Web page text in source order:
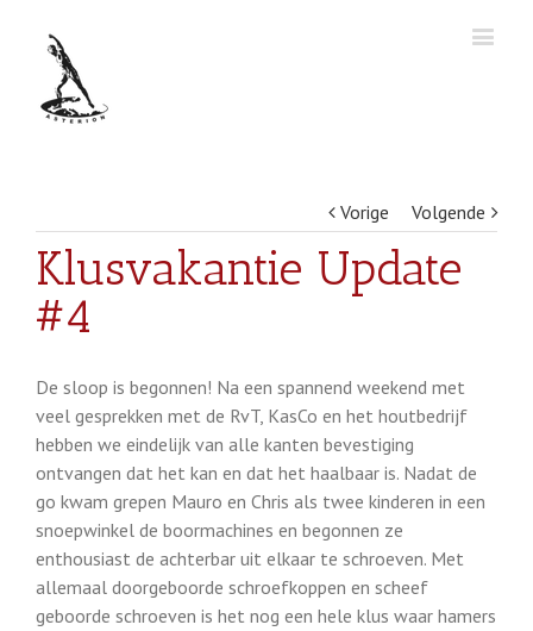
Vorige Volgende
Klusvakantie Update
#4
De sloop is begonnen! Na een spannend weekend met
veel gesprekken met de RvT, KasCo en het houtbedrijf
hebben we eindelijk van alle kanten bevestiging
ontvangen dat het kan en dat het haalbaar is. Nadat de
go kwam grepen Mauro en Chris als twee kinderen in een
snoepwinkel de boormachines en begonnen ze
enthousiast de achterbar uit elkaar te schroeven. Met
allemaal doorgeboorde schroefkoppen en scheef
geboorde schroeven is het nog een hele klus waar hamers